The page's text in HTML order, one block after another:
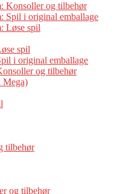
Konsoller og tilbehør
Spil i original emballage
Løse spil
spil
i original emballage
og tilbehør
Mega)
tilbehør
og tilbehør